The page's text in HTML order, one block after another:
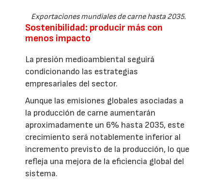
Exportaciones mundiales de carne hasta 2035.
Sostenibilidad: producir más con
menos impacto
La presión medioambiental seguirá
condicionando las estrategias
empresariales del sector.
Aunque las emisiones globales asociadas a
la producción de carne aumentarán
aproximadamente un 6% hasta 2035, este
crecimiento será notablemente inferior al
incremento previsto de la producción, lo que
refleja una mejora de la eficiencia global del
sistema.